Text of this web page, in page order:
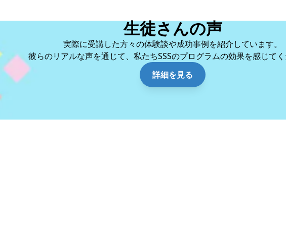
生徒さんの声
実際に受講した方々の体験談や成功事例を紹介しています。
彼らのリアルな声を通じて、私たちSSSのプログラムの効果を感じて
詳細を見る